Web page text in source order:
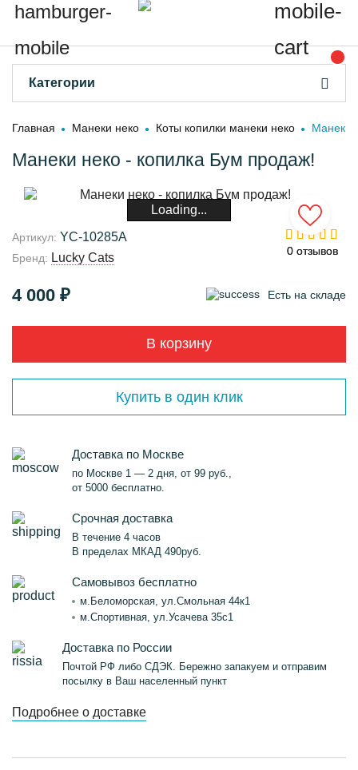
Категории
Главная Манеки неко Коты копилки манеки неко Манеки
Манеки неко - копилка Бум продаж!
Loading...
0 отзывов
Артикул: YC-10285A
Бренд: Lucky Cats 0 отзывов
4 000 ₽ Есть на складе
В корзину
Купить в один клик
Доставка по Москве
по Москве 1 — 2 дня, от 99 руб.,
от 5000 бесплатно.
Срочная доставка
В течение 4 часов
В пределах МКАД 490руб.
Самовывоз бесплатно
м.Беломорская, ул.Смольная 44к1
м.Спортивная, ул.Усачева 35с1
Доставка по России
Почтой РФ либо СДЭК. Бережно запакуем и отправим
посылку в Ваш населенный пункт
Подробнее о доставке